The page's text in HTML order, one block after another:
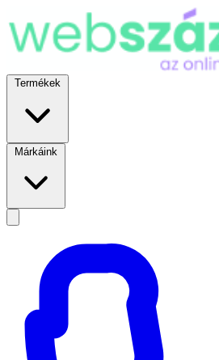
Termékek
Márkáink